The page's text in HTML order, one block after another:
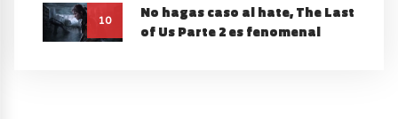
10
No hagas caso al hate, The Last
of Us Parte 2 es fenomenal